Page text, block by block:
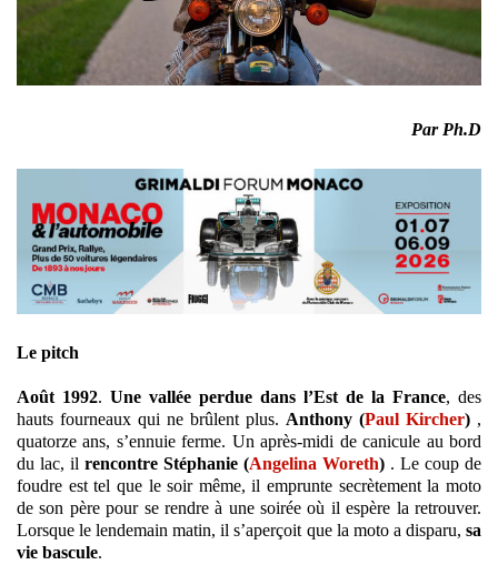
Par Ph.D
Le pitch
Août 1992. Une vallée perdue dans l’Est de la France, des
hauts fourneaux qui ne brûlent plus. Anthony (Paul Kircher) ,
quatorze ans, s’ennuie ferme. Un après-midi de canicule au bord
du lac, il rencontre Stéphanie (Angelina Woreth) . Le coup de
foudre est tel que le soir même, il emprunte secrètement la moto
de son père pour se rendre à une soirée où il espère la retrouver.
Lorsque le lendemain matin, il s’aperçoit que la moto a disparu, sa
vie bascule.